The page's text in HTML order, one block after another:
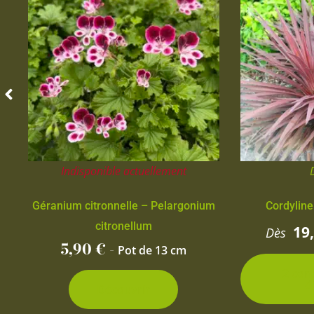
Indisponible actuellement
Géranium citronnelle – Pelargonium
citronellum
5,90€ - Pot de 13 cm
Dès